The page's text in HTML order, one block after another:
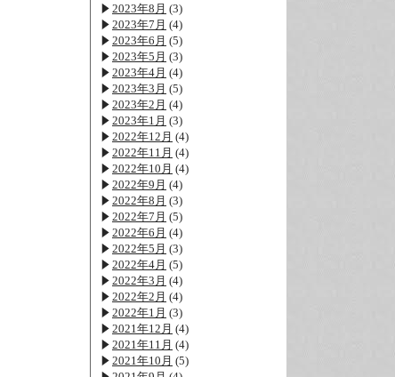
2023年8月 (3)
2023年7月 (4)
2023年6月 (5)
2023年5月 (3)
2023年4月 (4)
2023年3月 (5)
2023年2月 (4)
2023年1月 (3)
2022年12月 (4)
2022年11月 (4)
2022年10月 (4)
2022年9月 (4)
2022年8月 (3)
2022年7月 (5)
2022年6月 (4)
2022年5月 (3)
2022年4月 (5)
2022年3月 (4)
2022年2月 (4)
2022年1月 (3)
2021年12月 (4)
2021年11月 (4)
2021年10月 (5)